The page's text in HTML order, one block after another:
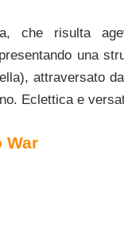
che risulta
una
attraversato
Eclettica e
War